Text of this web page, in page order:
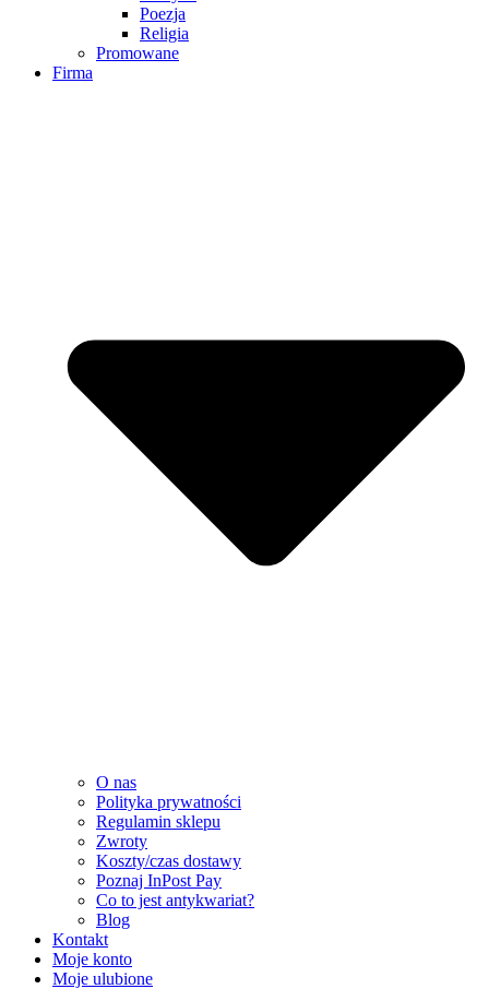
Poezja
Religia
Promowane
Firma
O nas
Polityka prywatności
Regulamin sklepu
Zwroty
Koszty/czas dostawy
Poznaj InPost Pay
Co to jest antykwariat?
Blog
Kontakt
Moje konto
Moje ulubione